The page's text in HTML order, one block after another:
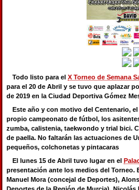
Todo listo para el X Torneo de Semana
para el 20 de Abril y se tuvo que aplazar
de 2019 en la Ciudad Deportiva Gómez
Este año y con motivo del Centenario,
propio campeonato de fútbol, los
zumba, calistenia, taekwondo y trial bici.
de paella. No faltarán las actuaciones de
pequeños, colchonetas y pintacaras
El lunes 15 de Abril tuvo lugar en el
presentación ante los medios del Torneo.
Manuel Mora (concejal de Deportes),